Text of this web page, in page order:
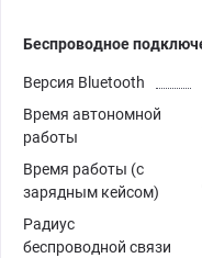
Беспроводное
Версия Bluetooth
Время автономной
работы
Время работы (с
зарядным кейсом)
Радиус
беспроводной связи